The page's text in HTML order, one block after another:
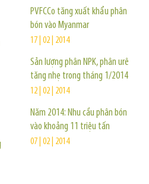
PVFCCo tăng xuất khẩu phân
bón vào Myanmar
17 | 02 | 2014
Sản lượng phân NPK, phân urê
tăng nhẹ trong tháng 1/2014
12 | 02 | 2014
Năm 2014: Nhu cầu phân bón
vào khoảng 11 triệu tấn
07 | 02 | 2014